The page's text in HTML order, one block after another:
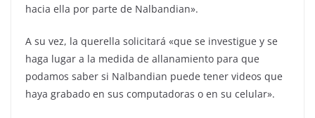
hacia ella por parte de Nalbandian».
A su vez, la querella solicitará «que se investigue y se
haga lugar a la medida de allanamiento para que
podamos saber si Nalbandian puede tener videos que
haya grabado en sus computadoras o en su celular».